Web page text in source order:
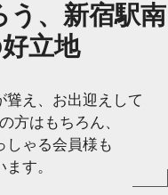
、新宿駅南
立地
聳え、お出迎えして
方はもちろん、
しゃる会員様も
す。